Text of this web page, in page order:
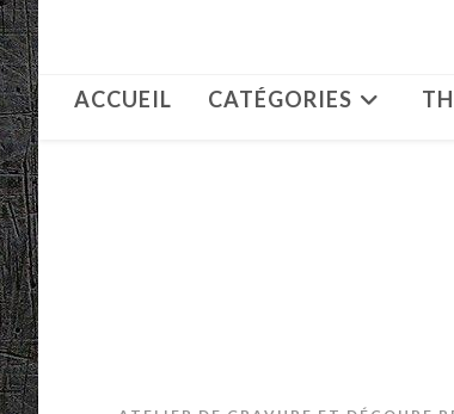
Skip
to
content
ACCUEIL CATÉGORIES